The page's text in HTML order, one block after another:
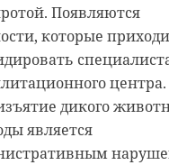
Появляются
которые
дикого
является